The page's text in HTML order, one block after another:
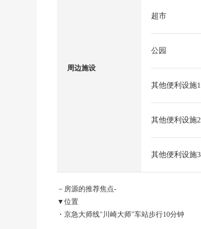
周边施设
超市
公园
其他便利设施1
其他便利设施2
其他便利设施3
－房源的推荐焦点-
▼位置
・京急大师线"川崎大师"车站步行10分钟